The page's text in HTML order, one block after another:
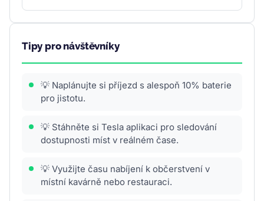
Tipy pro návštěvníky
💡 Naplánujte si příjezd s alespoň 10% baterie
pro jistotu.
💡 Stáhněte si Tesla aplikaci pro sledování
dostupnosti míst v reálném čase.
💡 Využijte času nabíjení k občerstvení v
místní kavárně nebo restauraci.